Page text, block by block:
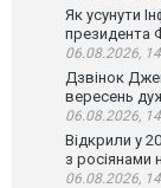
Як усунути
президента
06.08.2026,
Дзвінок
вересень
06.08.2026,
Відкрили у
з росіянами
06.08.2026,